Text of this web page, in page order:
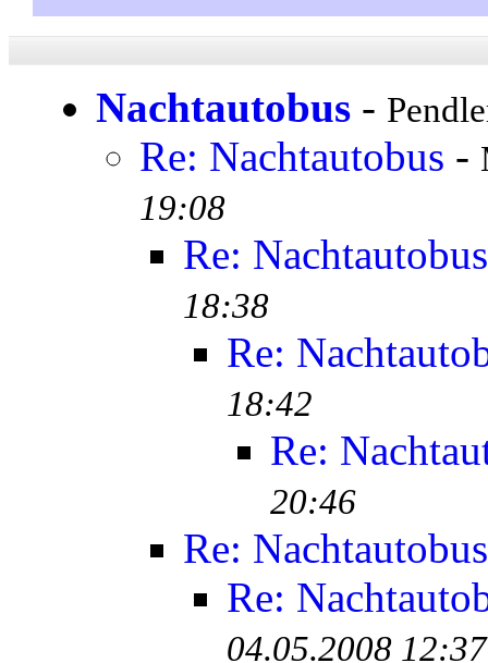
Nachtautobus -
Re: Nachtautobus -
19:08
Re: Nachtautobus
18:38
Re:
18:42
Re:
20:46
Re: Nachtautobus
Re:
04.05.2008 12:37